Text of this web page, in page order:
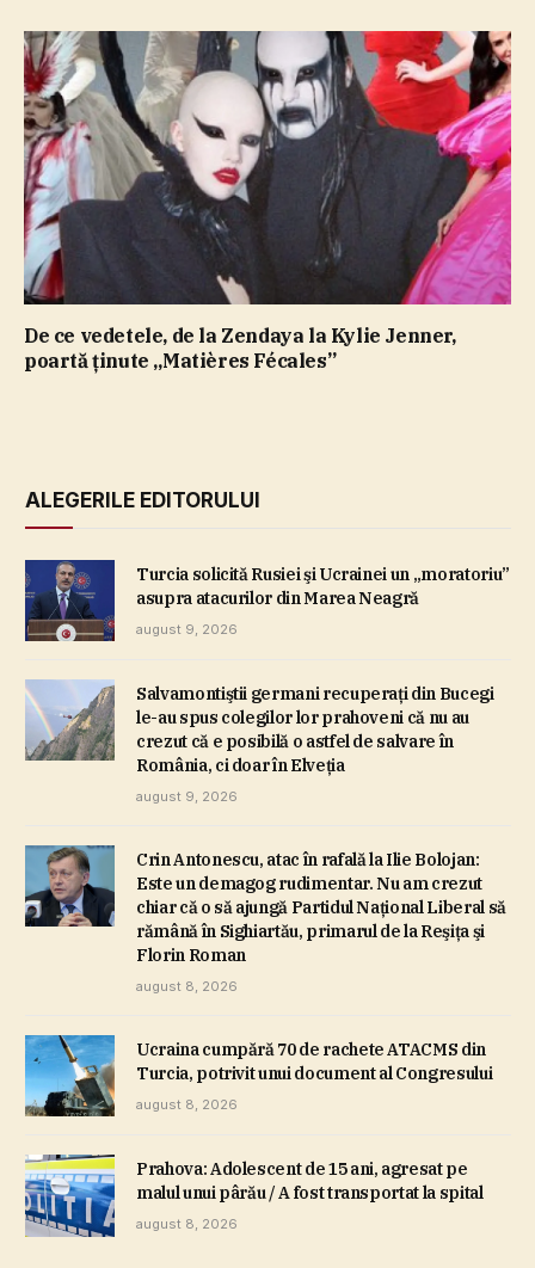
De ce vedetele, de la Zendaya la Kylie Jenner,
poartă ţinute „Matières Fécales”
ALEGERILE EDITORULUI
Turcia solicită Rusiei şi Ucrainei un „moratoriu”
asupra atacurilor din Marea Neagră
august 9, 2026
Salvamontiştii germani recuperaţi din Bucegi
le-au spus colegilor lor prahoveni că nu au
crezut că e posibilă o astfel de salvare în
România, ci doar în Elveţia
august 9, 2026
Crin Antonescu, atac în rafală la Ilie Bolojan:
Este un demagog rudimentar. Nu am crezut
chiar că o să ajungă Partidul Naţional Liberal să
rămână în Sighiartău, primarul de la Reşiţa şi
Florin Roman
august 8, 2026
Ucraina cumpără 70 de rachete ATACMS din
Turcia, potrivit unui document al Congresului
august 8, 2026
Prahova: Adolescent de 15 ani, agresat pe
malul unui pârău / A fost transportat la spital
august 8, 2026